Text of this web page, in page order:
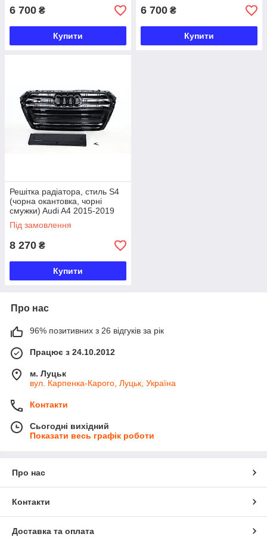
6 700 ₴
Купити
6 700 ₴
Купити
Решітка радіатора, стиль S4
(чорна окантовка, чорні
смужки) Audi A4 2015-2019
Під замовлення
8 270 ₴
Купити
Про нас
96% позитивних з 26 відгуків за рік
Працює з 24.10.2012
м. Луцьк
вул. Карпенка-Карого, Луцьк, Україна
Контакти
Сьогодні вихідний
Показати весь графік роботи
Про нас
Контакти
Доставка та оплата